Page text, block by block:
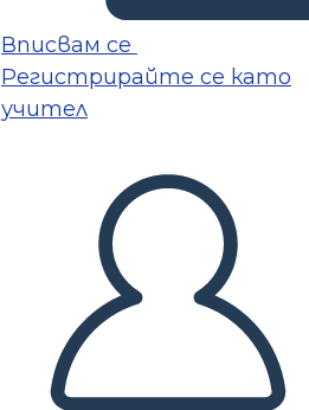
Вписвам се
Регистрирайте се като
учител